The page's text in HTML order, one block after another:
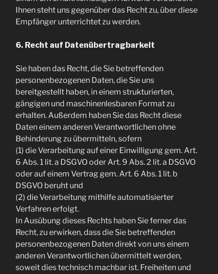
Ihnen steht uns gegenüber das Recht zu, über diese
Empfänger unterrichtet zu werden.
6. Recht auf Datenübertragbarkeit
Sie haben das Recht, die Sie betreffenden
personenbezogenen Daten, die Sie uns
bereitgestellt haben, in einem strukturierten,
gängigen und maschinenlesbaren Format zu
erhalten. Außerdem haben Sie das Recht diese
Daten einem anderen Verantwortlichen ohne
Behinderung zu übermitteln, sofern
(1) die Verarbeitung auf einer Einwilligung gem. Art.
6 Abs. 1 lit. a DSGVO oder Art. 9 Abs. 2 lit. a DSGVO
oder auf einem Vertrag gem. Art. 6 Abs. 1 lit. b
DSGVO beruht und
(2) die Verarbeitung mithilfe automatisierter
Verfahren erfolgt.
In Ausübung dieses Rechts haben Sie ferner das
Recht, zu erwirken, dass die Sie betreffenden
personenbezogenen Daten direkt von uns einem
anderen Verantwortlichen übermittelt werden,
soweit dies technisch machbar ist. Freiheiten und